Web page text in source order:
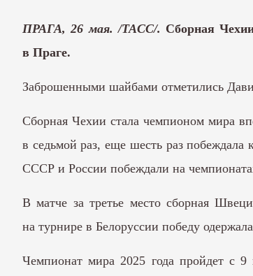
ПРАГА, 26 мая. /ТАСС/. Сборная
в Праге.
Заброшенными шайбами отметились
Сборная Чехии стала чемпионом мира
в седьмой раз, еще шесть раз
СССР и России побеждали на
В матче за третье место сборная
на турнире в Белоруссии победу
Чемпионат мира 2025 года пройдет с